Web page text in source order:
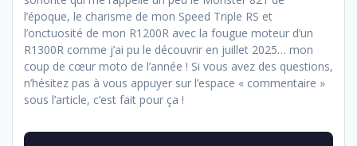
l’époque, le charisme de mon Speed Triple RS et
l’onctuosité de mon R1200R avec la fougue moteur d’un
R1300R comme j’ai pu le découvrir en juillet 2025… mon
coup de cœur moto de l’année ! Si vous avez des questions,
n’hésitez pas à vous appuyer sur l’espace « commentaire »
sous l’article, c’est fait pour ça !